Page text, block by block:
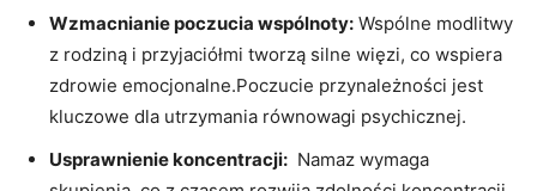
Wzmacnianie poczucia wspólnoty: Wspólne ‌modlitwy
z rodziną⁢ i przyjaciółmi tworzą silne więzi, co wspiera
zdrowie ⁣emocjonalne.Poczucie⁤ przynależności jest
kluczowe ​dla utrzymania równowagi psychicznej.
Usprawnienie koncentracji: ⁣ Namaz wymaga